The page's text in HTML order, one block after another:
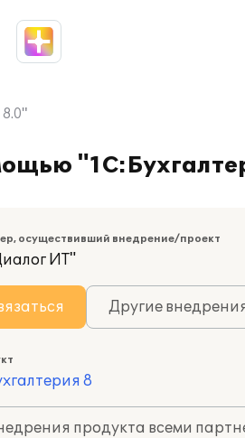
осуществивший внедрение/проект
ИТ"
Другие
8
продукта всеми